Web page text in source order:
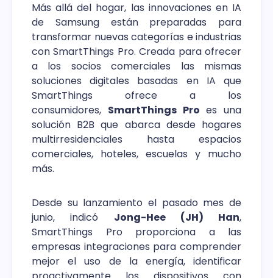
Más allá del hogar, las innovaciones en IA
de Samsung están preparadas para
transformar nuevas categorías e industrias
con SmartThings Pro. Creada para ofrecer
a los socios comerciales las mismas
soluciones digitales basadas en IA que
SmartThings ofrece a los
consumidores, SmartThings Pro es una
solución B2B que abarca desde hogares
multirresidenciales hasta espacios
comerciales, hoteles, escuelas y mucho
más.
Desde su lanzamiento el pasado mes de
junio, indicó Jong-Hee (JH) Han,
SmartThings Pro proporciona a las
empresas integraciones para comprender
mejor el uso de la energía, identificar